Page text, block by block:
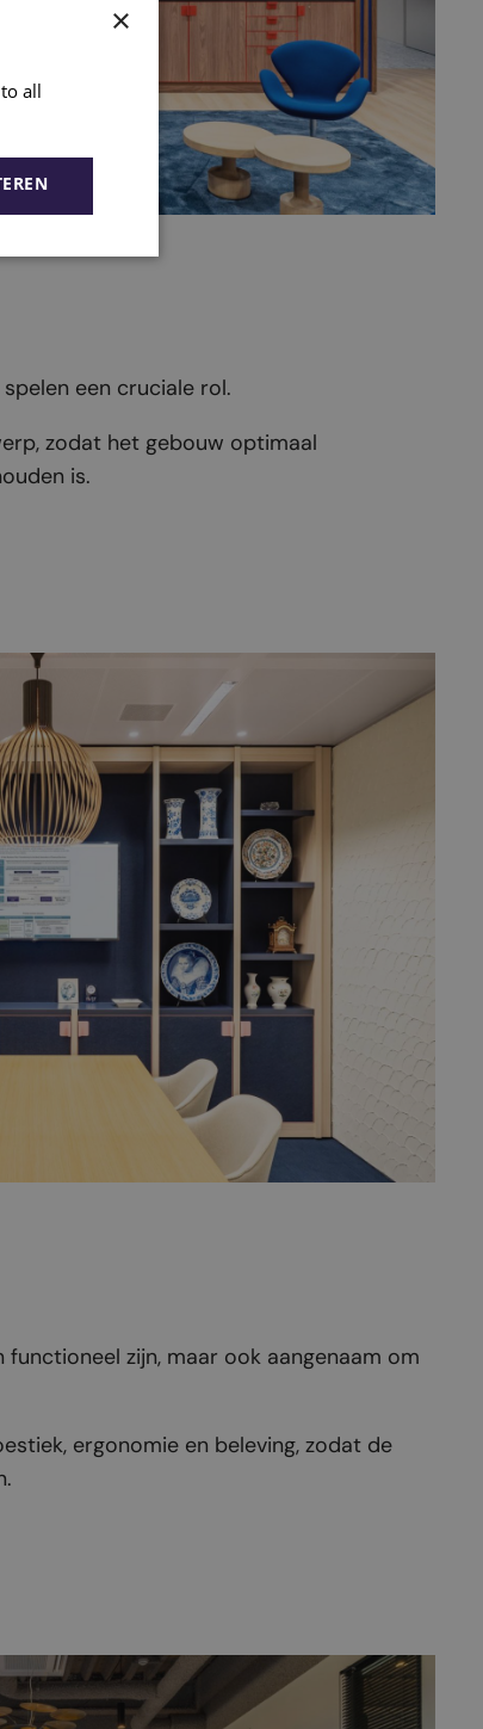
een cruciale rol.
zodat het gebouw optimaal
is.
zijn, maar ook aangenaam om
ergonomie en beleving, zodat de
×
all